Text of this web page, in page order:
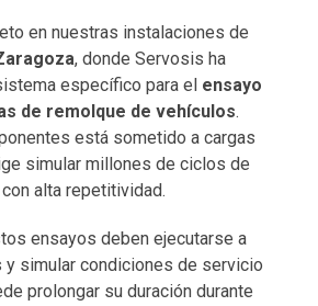
en nuestras instalaciones de
, donde Servosis ha
específico para el ensayo
de remolque de vehículos.
está sometido a cargas
simular millones de ciclos de
alta repetitividad.
ensayos deben ejecutarse a
y simular condiciones de servicio
prolongar su duración durante